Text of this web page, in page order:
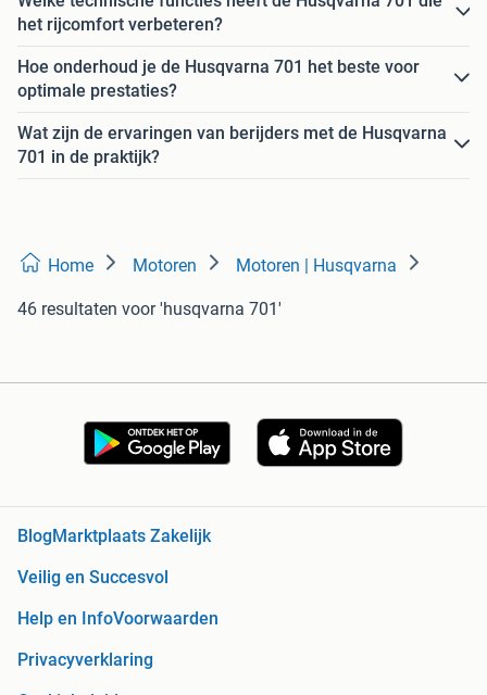
het rijcomfort verbeteren?
Hoe onderhoud je de Husqvarna 701 het beste voor
optimale prestaties?
Wat zijn de ervaringen van berijders met de Husqvarna
701 in de praktijk?
Home Motoren Motoren | Husqvarna
46 resultaten voor 'husqvarna 701'
BlogMarktplaats Zakelijk
Veilig en Succesvol
Help en InfoVoorwaarden
Privacyverklaring